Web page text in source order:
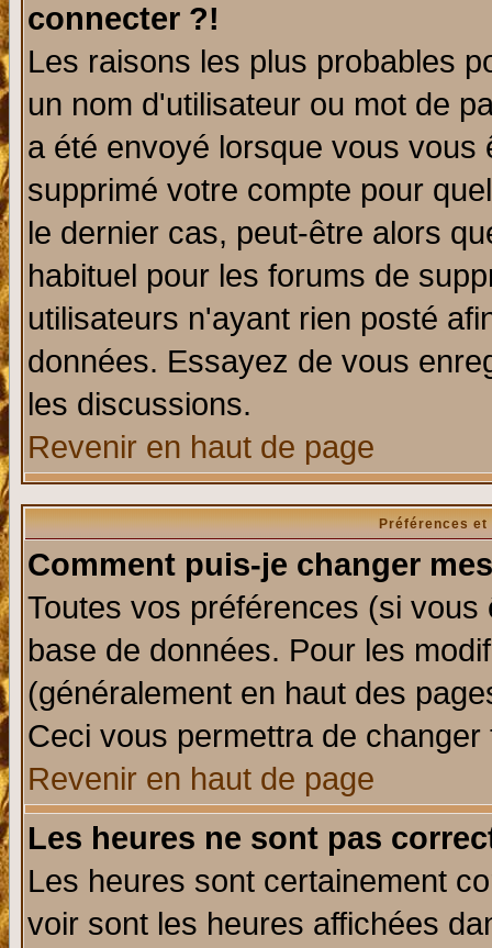
connecter ?!
Les raisons les plus probables
un nom d'utilisateur ou mot de
a été envoyé lorsque vous
supprimé votre compte pour
le dernier cas, peut-être alors
habituel pour les forums de
utilisateurs n'ayant rien posté
données. Essayez de vous
les discussions.
Revenir en haut de page
Préférences
Comment puis-je changer
Toutes vos préférences (si
base de données. Pour les
(généralement en haut des
Ceci vous permettra de
Revenir en haut de page
Les heures ne sont pas
Les heures sont certainement
voir sont les heures affichées